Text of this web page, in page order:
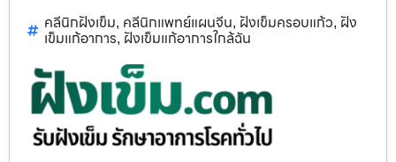
คลีนิกฝังเข็ม, คลีนิกแพทย์แผนจีน, ฝังเข็มครอบแก้ว, ฝัง
เข็มแก้อาการ, ฝังเข็มแก้อาการใกล้ฉัน